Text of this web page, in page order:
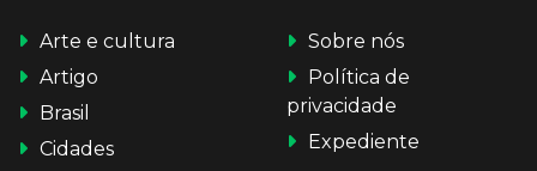
Arte e cultura
Artigo
Brasil
Cidades
Sobre nós
Política de
privacidade
Expediente